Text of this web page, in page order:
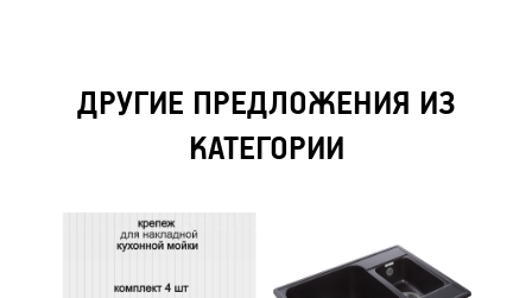
ДРУГИЕ ПРЕДЛОЖЕНИЯ ИЗ
КАТЕГОРИИ